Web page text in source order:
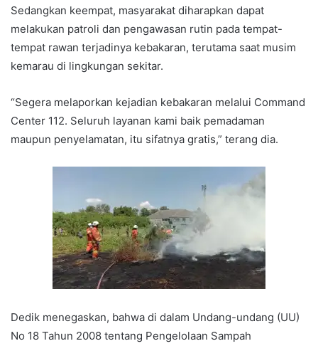
Sedangkan keempat, masyarakat diharapkan dapat
melakukan patroli dan pengawasan rutin pada tempat-
tempat rawan terjadinya kebakaran, terutama saat musim
kemarau di lingkungan sekitar.
“Segera melaporkan kejadian kebakaran melalui Command
Center 112. Seluruh layanan kami baik pemadaman
maupun penyelamatan, itu sifatnya gratis,” terang dia.
Dedik menegaskan, bahwa di dalam Undang-undang (UU)
No 18 Tahun 2008 tentang Pengelolaan Sampah